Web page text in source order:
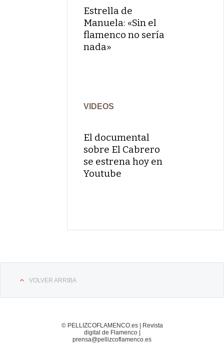
Estrella de
Manuela: «Sin el
flamenco no sería
nada»
VIDEOS
El documental
sobre El Cabrero
se estrena hoy en
Youtube
VOLVER ARRIBA
© PELLIZCOFLAMENCO.es | Revista
digital de Flamenco |
prensa@pellizcoflamenco.es